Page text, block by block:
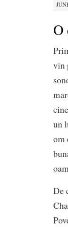
O
vin
un
om
De